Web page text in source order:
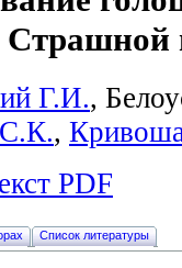
Г.И.,
,
PDF
Список литературы